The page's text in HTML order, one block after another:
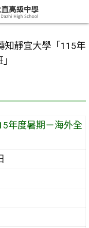
知靜宜大學「115年
年度暑期－海外全